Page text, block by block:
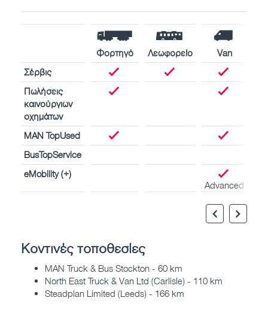
Φορτηγό Λεωφορείο
Van
Σέρβις
Πωλήσεις
καινούργιων
οχημάτων
MAN TopUsed
BusTopService
eMobility (+)
Advanced
Κοντινές τοποθεσίες
MAN Truck & Bus Stockton - 60 km
North East Truck & Van Ltd (Carlisle) - 110 km
Steadplan Limited (Leeds) - 166 km